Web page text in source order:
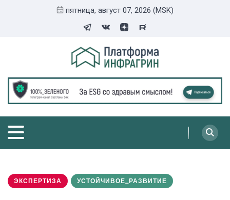
пятница, август 07, 2026 (MSK)
ЭКСПЕРТИЗА УСТОЙЧИВОЕ_РАЗВИТИЕ